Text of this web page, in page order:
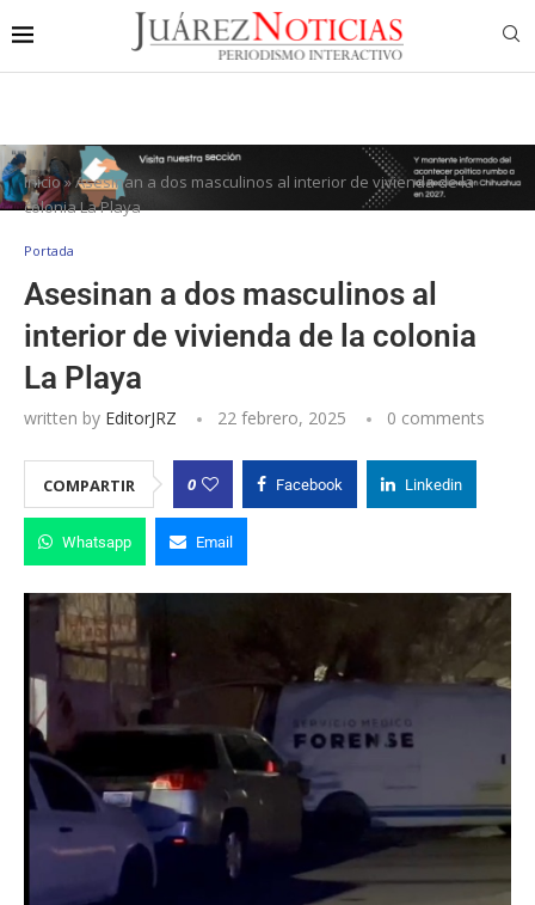
Inicio»Asesinan a dos masculinos al interior de vivienda de la
colonia La Playa
Portada
Asesinan a dos masculinos al
interior de vivienda de la colonia
La Playa
written by EditorJRZ 22 febrero, 2025 0 comments
COMPARTIR 0 Facebook Linkedin
Whatsapp Email